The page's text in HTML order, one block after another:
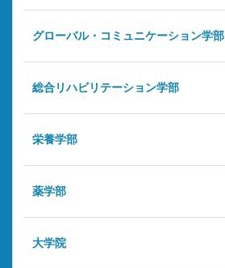
グローバル・コミュニケーション学部
総合リハビリテーション学部
栄養学部
薬学部
大学院